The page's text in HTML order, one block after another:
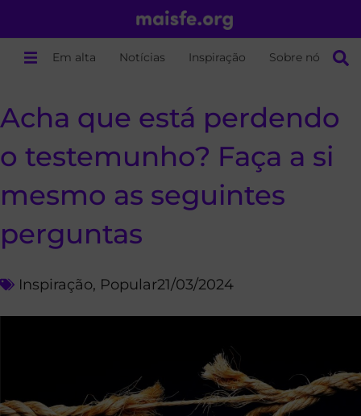
Em alta Notícias Inspiração Sobre nós
Acha que está perdendo
o testemunho? Faça a si
mesmo as seguintes
perguntas
Inspiração, Popular21/03/2024